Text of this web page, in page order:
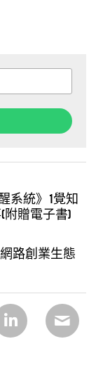
系統》1覺知
附贈電子書)
網路創業生態